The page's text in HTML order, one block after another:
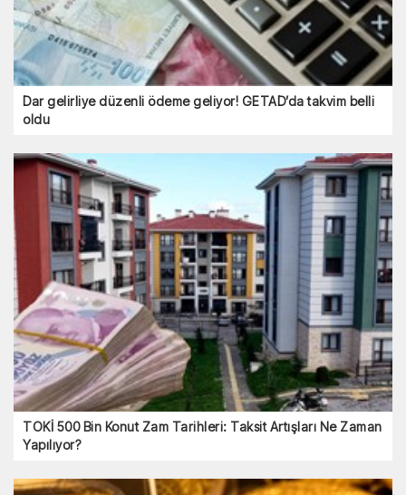
Dar gelirliye düzenli ödeme geliyor! GETAD’da takvim belli
oldu
TOKİ 500 Bin Konut Zam Tarihleri: Taksit Artışları Ne Zaman
Yapılıyor?